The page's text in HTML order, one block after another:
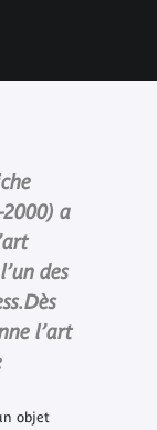
a
des
.Dès
l’art
objet